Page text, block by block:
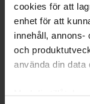
cookies för att
enhet för att
innehåll, annons-
och
använda din data